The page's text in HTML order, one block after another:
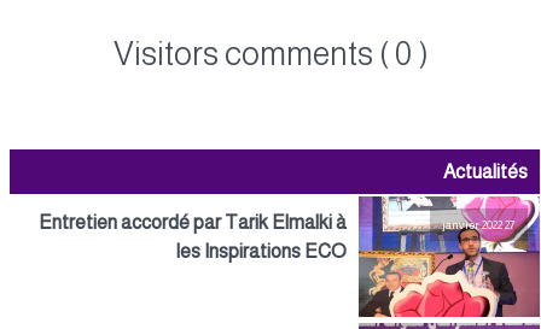
Visitors comments ( 0 )
Actualités
27 janvier 2022
Entretien accordé par Tarik Elmalki à
les Inspirations ECO